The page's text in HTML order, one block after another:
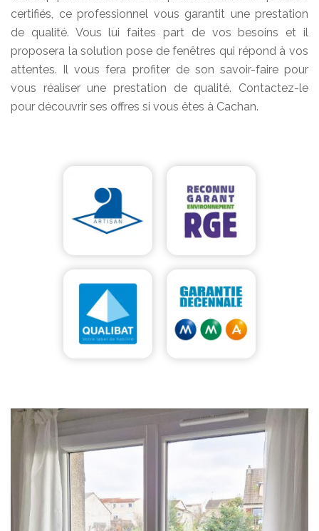
certifiés, ce professionnel vous garantit une prestation
de qualité. Vous lui faites part de vos besoins et il
proposera la solution pose de fenêtres qui répond à vos
attentes. Il vous fera profiter de son savoir-faire pour
vous réaliser une prestation de qualité. Contactez-le
pour découvrir ses offres si vous êtes à Cachan.